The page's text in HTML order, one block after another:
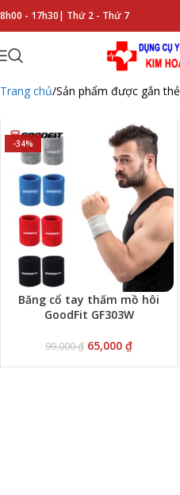
8h00 - 17h30| Thứ 2 - Thứ 7
Trang chủ Sản phẩm được gắn
-34%
Băng cổ tay thấm mồ hôi
GoodFit GF303W
99,000₫ 65,000₫